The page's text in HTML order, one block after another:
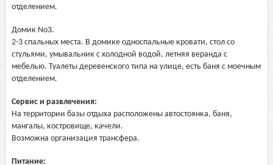
отделением.
Домик No3.
2-3 спальных места. В домике односпальные кровати, стол со
стульями, умывальник с холодной водой, летняя веранда с
мебелью. Туалеты деревенского типа на улице, есть баня с моечным
отделением.
Сервис и развлечения:
На территории базы отдыха расположены автостоянка, баня,
мангалы, костровище, качели.
Возможна организация трансфера.
Питание: